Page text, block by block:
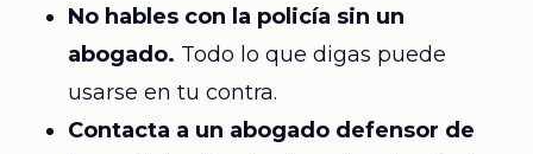
No hables con la policía sin un
abogado. Todo lo que digas puede
usarse en tu contra.
Contacta a un abogado defensor de